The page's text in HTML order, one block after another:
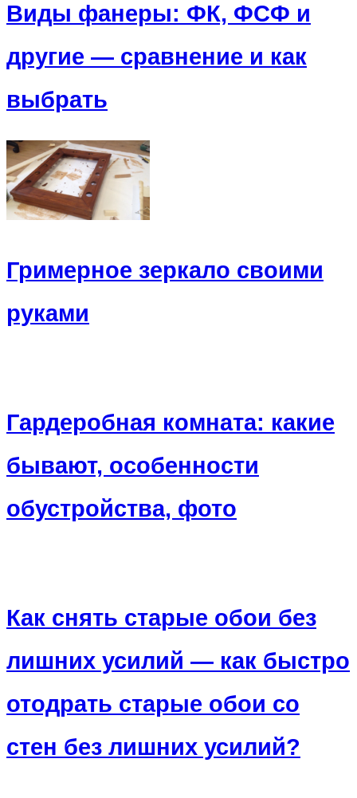
Виды фанеры: ФК, ФСФ и
другие — сравнение и как
выбрать
Гримерное зеркало своими
руками
Гардеробная комната: какие
бывают, особенности
обустройства, фото
Как снять старые обои без
лишних усилий — как быстро
отодрать старые обои со
стен без лишних усилий?